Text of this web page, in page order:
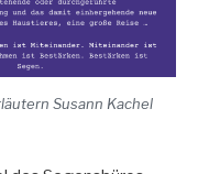
Susann Kachel